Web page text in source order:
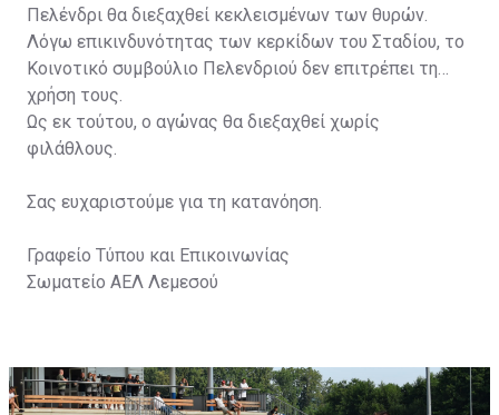
Πελένδρι θα διεξαχθεί κεκλεισμένων των θυρών.
Λόγω επικινδυνότητας των κερκίδων του Σταδίου, το
Κοινοτικό συμβούλιο Πελενδριού δεν επιτρέπει τη
χρήση τους.
Ως εκ τούτου, ο αγώνας θα διεξαχθεί χωρίς
φιλάθλους.
Σας ευχαριστούμε για τη κατανόηση.
Γραφείο Τύπου και Επικοινωνίας
Σωματείο ΑΕΛ Λεμεσού